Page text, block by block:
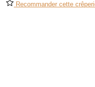
Recommander cette